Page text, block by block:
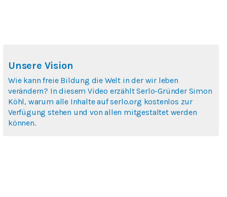
Unsere Vision
Wie kann freie Bildung die Welt in der wir leben
verändern? In diesem Video erzählt Serlo-Gründer Simon
Köhl, warum alle Inhalte auf serlo.org kostenlos zur
Verfügung stehen und von allen mitgestaltet werden
können.